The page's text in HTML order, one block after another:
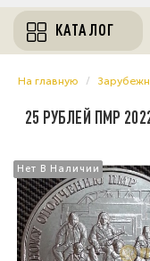
КАТАЛОГ
На главную
25 РУБЛЕЙ ПМР
Нет В Наличии
Нет В Наличии